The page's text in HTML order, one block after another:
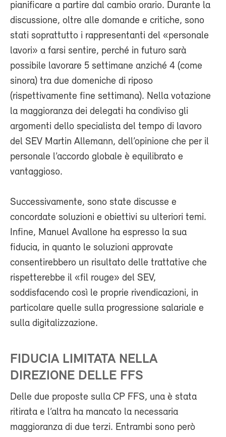
pianificare a partire dal cambio orario. Durante la
discussione, oltre alle domande e critiche, sono
stati soprattutto i rappresentanti del «personale
lavori» a farsi sentire, perché in futuro sarà
possibile lavorare 5 settimane anziché 4 (come
sinora) tra due domeniche di riposo
(rispettivamente fine settimana). Nella votazione
la maggioranza dei delegati ha condiviso gli
argomenti dello specialista del tempo di lavoro
del SEV Martin Allemann, dell’opinione che per il
personale l’accordo globale è equilibrato e
vantaggioso.
Successivamente, sono state discusse e
concordate soluzioni e obiettivi su ulteriori temi.
Infine, Manuel Avallone ha espresso la sua
fiducia, in quanto le soluzioni approvate
consentirebbero un risultato delle trattative che
rispetterebbe il «fil rouge» del SEV,
soddisfacendo così le proprie rivendicazioni, in
particolare quelle sulla progressione salariale e
sulla digitalizzazione.
FIDUCIA LIMITATA NELLA
DIREZIONE DELLE FFS
Delle due proposte sulla CP FFS, una è stata
ritirata e l’altra ha mancato la necessaria
maggioranza di due terzi. Entrambi sono però